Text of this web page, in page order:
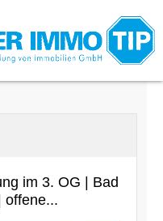
im 3. OG | Bad
offene...